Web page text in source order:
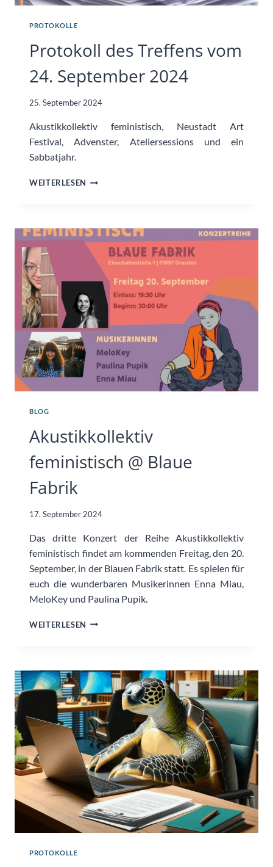
PROTOKOLLE
Protokoll des Treffens vom
24. September 2024
25. September 2024
Akustikkollektiv feministisch, Neustadt Art
Festival, Advenster, Ateliersessions und ein
Sabbatjahr.
WEITERLESEN PROTOKOLL
24.
SEPTEMBER
2024
BLOG
Akustikkollektiv
feministisch @ Blaue
Fabrik
17. September 2024
Das dritte Konzert der Reihe Akustikkollektiv
feministisch findet am kommenden Freitag, den 20.
September, in der Blauen Fabrik statt. Es spielen für
euch die wunderbaren Musikerinnen Enna Miau,
MeloKey und Paulina Pupik.
WEITERLESEN AKUSTIKKOLLEKTIV
FABRIK
PROTOKOLLE